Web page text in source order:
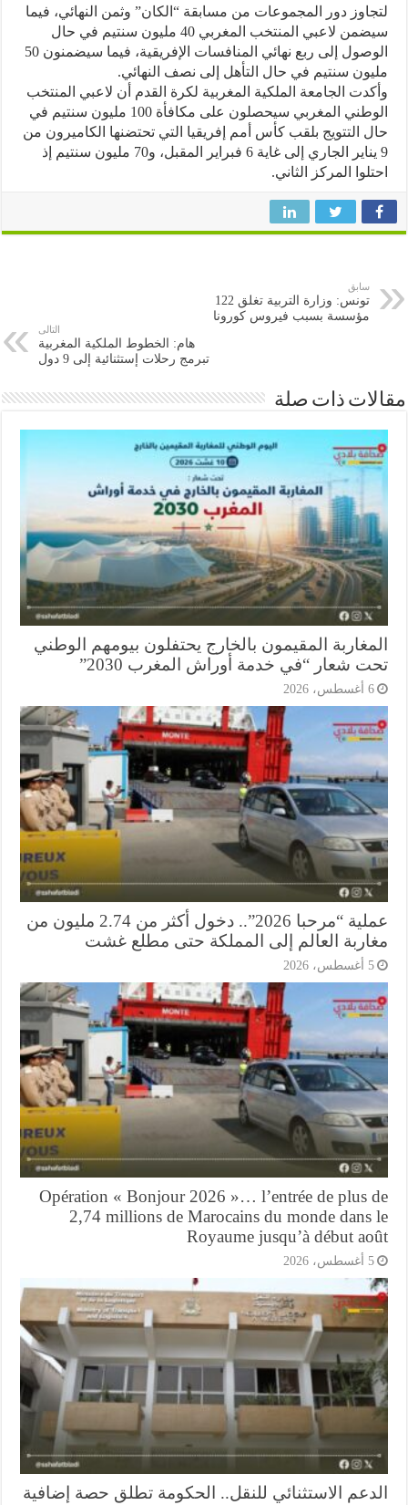
دور المجموعات من مسابقة “الكان” وثمن النهائي، فيما
سيضمن لاعبي المنتخب المغربي 40 مليون سنتيم في حال
الوصول إلى ربع نهائي المنافسات الإفريقية، فيما سيضمنون 50
سنتيم في حال التأهل إلى نصف النهائي.
الجامعة الملكية المغربية لكرة القدم أن لاعبي المنتخب
الوطني المغربي سيحصلون على مكافأة 100 مليون سنتيم في
التتويج بلقب كأس أمم إفريقيا التي تحتضنها الكاميرون من
9 يناير الجاري إلى غاية 6 فبراير المقبل، و70 مليون سنتيم إذ
المركز الثاني.
تونس: وزارة التربية تغلق 122
مؤسسة بسبب فيروس كورونا
هام: الخطوط الملكية المغربية
تبرمج رحلات إستثنائية إلى 9 دول
ذات صلة
المقيمون بالخارج يحتفلون بيومهم الوطني
شعار “في خدمة أوراش المغرب 2030”
عملية “مرحبا 2026”.. دخول أكثر من 2.74 مليون من
العالم إلى المملكة حتى مطلع غشت
Opération « Bonjour 2026 »… l’entrée de plus
2,74 millions de Marocains du monde
Royaume jusqu’à début
الاستثنائي للنقل.. الحكومة تطلق حصة إضافية